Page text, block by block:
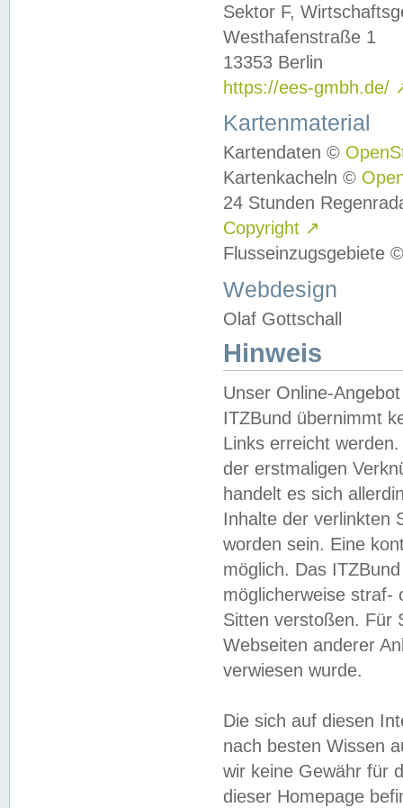
Sektor F,
Westhafenstraße 1
13353 Berlin
https://ees-gmbh.de/
Kartenmaterial
Kartendaten ©
Kartenkacheln ©
24 Stunden
Copyright ↗
Flusseinzugsgebiete
Webdesign
Olaf Gottschall
Hinweis
Unser Online-
ITZBund übernimmt
Links erreicht
der erstmaligen
handelt es sich
Inhalte der verlinkten
worden sein. Eine
möglich. Das
möglicherweise straf-
Sitten verstoßen. Für
Webseiten anderer
verwiesen wurde.
Die sich auf diesen
nach besten Wissen
wir keine Gewähr für
dieser Homepage